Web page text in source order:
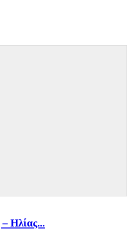
– Ηλίας...